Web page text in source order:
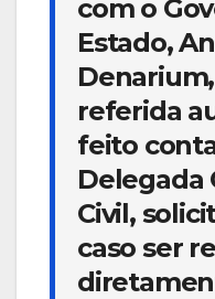
com o
Estado,
referida
feito
Delegada
Civil,
caso ser